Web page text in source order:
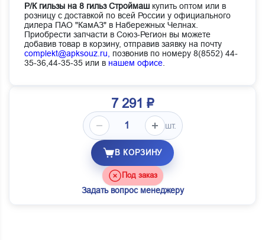
Р/К гильзы на 8 гильз Строймаш купить оптом или в
розницу с доставкой по всей России у официального
дилера ПАО "КамАЗ" в Набережных Челнах.
Приобрести запчасти в Союз-Регион вы можете
добавив товар в корзину, отправив заявку на почту
complekt@apksouz.ru,
позвонив по номеру 8(8552) 44-
35-36,44-35-35 или в нашем офисе
7 291 ₽
шт.
В КОРЗИНУ
Под заказ
Задать вопрос менеджеру